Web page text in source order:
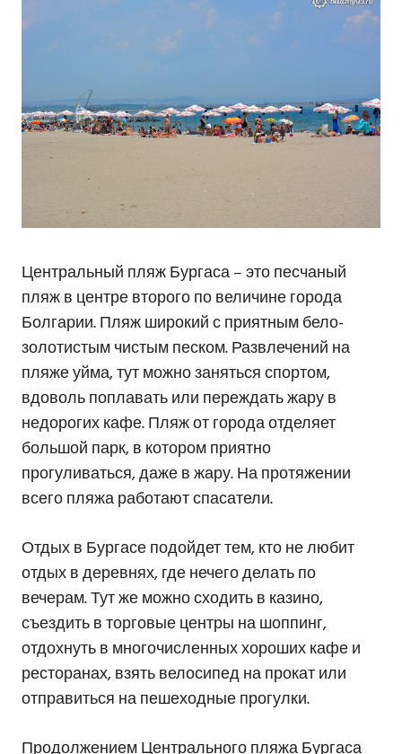
Центральный пляж Бургаса – это песчаный
пляж в центре второго по величине города
Болгарии. Пляж широкий с приятным бело-
золотистым чистым песком. Развлечений на
пляже уйма, тут можно заняться спортом,
вдоволь поплавать или переждать жару в
недорогих кафе. Пляж от города отделяет
большой парк, в котором приятно
прогуливаться, даже в жару. На протяжении
всего пляжа работают спасатели.
Отдых в Бургасе подойдет тем, кто не любит
отдых в деревнях, где нечего делать по
вечерам. Тут же можно сходить в казино,
съездить в торговые центры на шоппинг,
отдохнуть в многочисленных хороших кафе и
ресторанах, взять велосипед на прокат или
отправиться на пешеходные прогулки.